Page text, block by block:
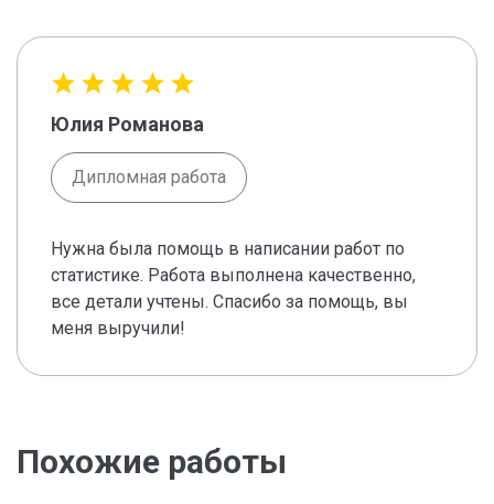
Юлия Романова
Дипломная работа
Нужна была помощь в написании работ по
статистике. Работа выполнена качественно,
все детали учтены. Спасибо за помощь, вы
меня выручили!
Похожие работы